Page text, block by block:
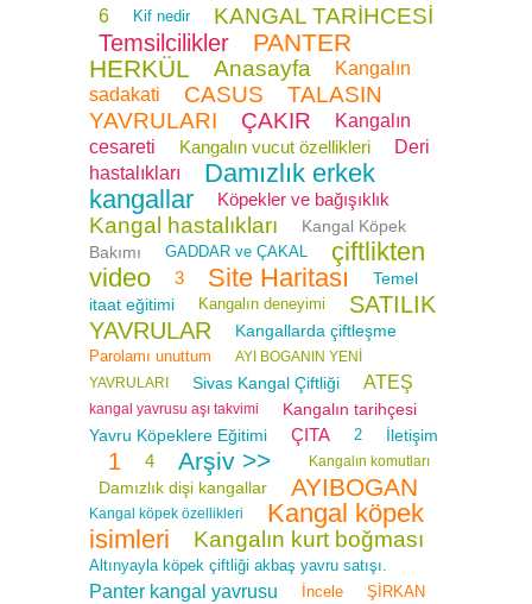
6 Kif nedir KANGAL TARİHCESİ
Temsilcilikler
PANTER
HERKÜL
Anasayfa
Kangalın
sadakati
CASUS
TALASIN
YAVRULARI
ÇAKIR
Kangalın
cesareti
Kangalın vucut özellikleri
Deri
hastalıkları
Damızlık erkek
kangallar
Köpekler ve bağışıklık
Kangal hastalıkları
Kangal Köpek
Bakımı
GADDAR ve ÇAKAL
çiftlikten
video
3 Site Haritası
Temel
itaat eğitimi
Kangalın deneyimi
SATILIK
YAVRULAR
Kangallarda çiftleşme
Parolamı unuttum
AYI BOGANIN YENİ
YAVRULARI
Sivas Kangal Çiftliği ATEŞ
kangal yavrusu aşı takvimi
Kangalın tarihçesi
Yavru Köpeklere Eğitimi
ÇITA 2 İletişim
1 4 Arşiv >> Kangalın komutları
Damızlık dişi kangallar AYIBOGAN
Kangal köpek özellikleri
Kangal köpek
isimleri
Kangalın kurt boğması
Altınyayla köpek çiftliği akbaş yavru satışı.
Panter kangal yavrusu İncele ŞİRKAN